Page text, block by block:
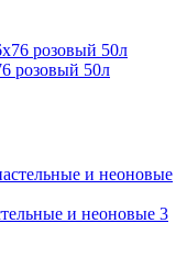
розовый 50л
и неоновые 3